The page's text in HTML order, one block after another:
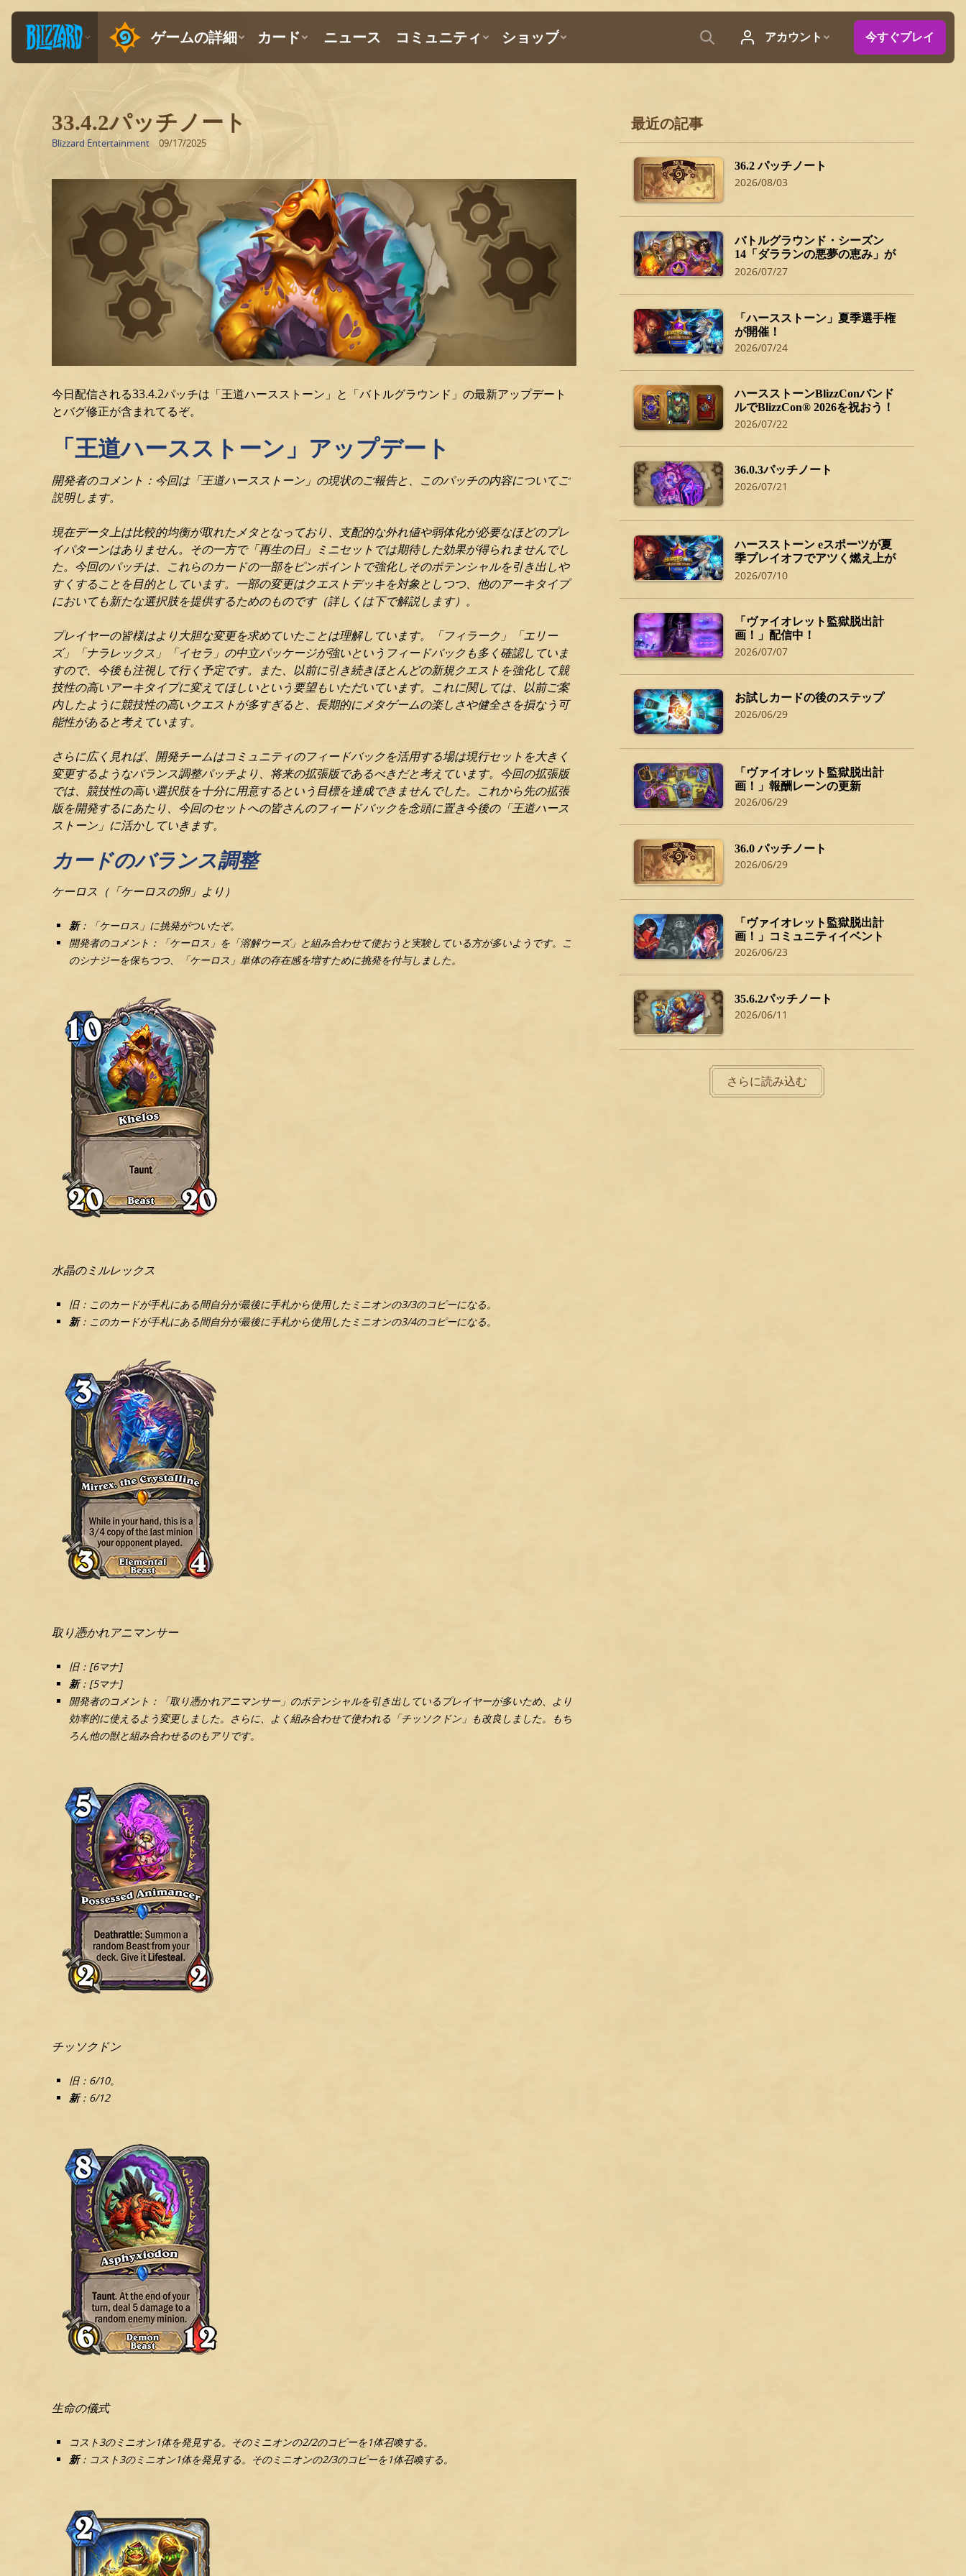
33.4.2パッチノート
Blizzard Entertainment 09/17/2025
今日配信される33.4.2パッチは「王道ハースストーン」と「バトルグラウンド」の最新アップデート
とバグ修正が含まれてるぞ。
「王道ハースストーン」アップデート
開発者のコメント：今回は「王道ハースストーン」の現状のご報告と、このパッチの内容についてご
説明します。
現在データ上は比較的均衡が取れたメタとなっており、支配的な外れ値や弱体化が必要なほどのプレ
イパターンはありません。その一方で「再生の日」ミニセットでは期待した効果が得られませんでし
た。今回のパッチは、これらのカードの一部をピンポイントで強化しそのポテンシャルを引き出しや
すくすることを目的としています。一部の変更はクエストデッキを対象としつつ、他のアーキタイプ
においても新たな選択肢を提供するためのものです（詳しくは下で解説します）。
プレイヤーの皆様はより大胆な変更を求めていたことは理解しています。「フィラーク」「エリー
ズ」「ナラレックス」「イセラ」の中立パッケージが強いというフィードバックも多く確認していま
すので、今後も注視して行く予定です。また、以前に引き続きほとんどの新規クエストを強化して競
技性の高いアーキタイプに変えてほしいという要望もいただいています。これに関しては、以前ご案
内したように競技性の高いクエストが多すぎると、長期的にメタゲームの楽しさや健全さを損なう可
能性があると考えています。
さらに広く見れば、開発チームはコミュニティのフィードバックを活用する場は現行セットを大きく
変更するようなバランス調整パッチより、将来の拡張版であるべきだと考えています。今回の拡張版
では、競技性の高い選択肢を十分に用意するという目標を達成できませんでした。これから先の拡張
版を開発するにあたり、今回のセットへの皆さんのフィードバックを念頭に置き今後の「王道ハース
ストーン」に活かしていきます。
カードのバランス調整
ケーロス（「ケーロスの卵」より）
新：「ケーロス」に挑発がついたぞ。
開発者のコメント：「ケーロス」を「溶解ウーズ」と組み合わせて使おうと実験している方が多いようです。こ
のシナジーを保ちつつ、「ケーロス」単体の存在感を増すために挑発を付与しました。
水晶のミルレックス
旧：このカードが手札にある間自分が最後に手札から使用したミニオンの3/3のコピーになる。
新：このカードが手札にある間自分が最後に手札から使用したミニオンの3/4のコピーになる。
取り憑かれアニマンサー
旧：[6マナ]
新：[5マナ]
開発者のコメント：「取り憑かれアニマンサー」のポテンシャルを引き出しているプレイヤーが多いため、より
効率的に使えるよう変更しました。さらに、よく組み合わせて使われる「チッソクドン」も改良しました。もち
ろん他の獣と組み合わせるのもアリです。
チッソクドン
旧：6/10。
新：6/12
生命の儀式
コスト3のミニオン1体を発見する。そのミニオンの2/2のコピーを1体召喚する。
新：コスト3のミニオン1体を発見する。そのミニオンの2/3のコピーを1体召喚する。
最近の記事
36.2 パッチノート
2026/08/03
バトルグラウンド・シーズン
14「ダラランの悪夢の恵み」が
始まるぞ！
2026/07/27
「ハースストーン」夏季選手権
が開催！
2026/07/24
ハースストーンBlizzConバンド
ルでBlizzCon® 2026を祝おう！
2026/07/22
36.0.3パッチノート
2026/07/21
ハースストーン eスポーツが夏
季プレイオフでアツく燃え上が
る！
2026/07/10
「ヴァイオレット監獄脱出計
画！」配信中！
2026/07/07
お試しカードの後のステップ
2026/06/29
「ヴァイオレット監獄脱出計
画！」報酬レーンの更新
2026/06/29
36.0 パッチノート
2026/06/29
「ヴァイオレット監獄脱出計
画！」コミュニティイベント
2026/06/23
35.6.2パッチノート
2026/06/11
さらに読み込む